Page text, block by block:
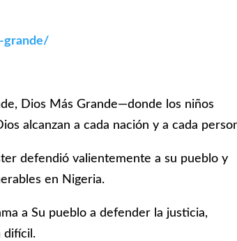
grande/
Dios Más Grande—donde los niños
alcanzan a cada nación y a cada
defendió valientemente a su pueblo y
en Nigeria.
a Su pueblo a defender la justicia,
difícil.